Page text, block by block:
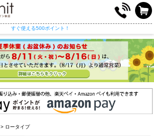
すぐ使える500ポイント！
> ロータイプ